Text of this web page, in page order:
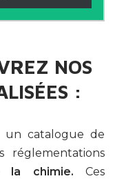
NOS
:
un catalogue de
réglementations
la chimie. Ces